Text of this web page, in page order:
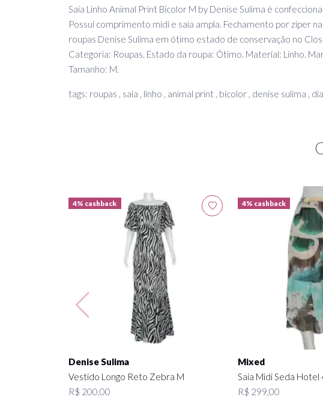
Saia Linho Animal Print Bicolor M by Denise Sulima é
Possui comprimento midi e saia ampla. Fechamento por zíper
roupas Denise Sulima em ótimo estado de conservação no
Categoria: Roupas. Estado da roupa: Ótimo. Material: Linho.
Tamanho: M.
tags: roupas , saia , linho , animal print , bicolor , denise sulima ,
4% cashback
Denise Sulima
Vestido Longo Reto Zebra M
R$ 200,00
4% cashback
Mixed
Saia Midi Seda Hotel
R$ 299,00